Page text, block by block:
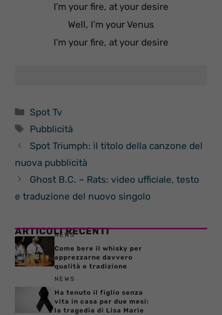
I’m your fire, at your desire
Well, I’m your Venus
I’m your fire, at your desire
Categorie
Spot Tv
Tag
Pubblicità
Spot Triumph: il titolo della canzone del
nuova pubblicità
Ghost B.C. – Rats: video ufficiale, testo
e traduzione del nuovo singolo
ARTICOLI RECENTI
NEWS
Come bere il whisky per
apprezzarne davvero
qualità e tradizione
NEWS
Ha tenuto il figlio senza
vita in casa per due mesi:
la tragedia di Lisa Marie